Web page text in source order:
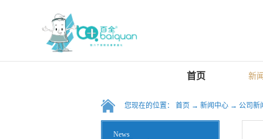
首页 新
您现在的位置： 首页 → 新闻中心 → 公司新
News